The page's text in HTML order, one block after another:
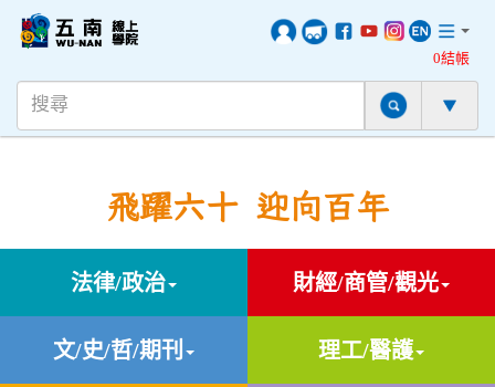
0結帳
飛躍六十 迎向百年
法律/政治 財經/商管/觀光
文/史/哲/期刊 理工/醫護